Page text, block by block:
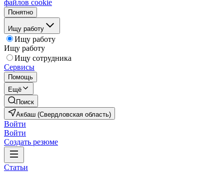
файлов cookie
Понятно
Ищу работу
Ищу работу
Ищу работу
Ищу сотрудника
Сервисы
Помощь
Ещё
Поиск
Акбаш (Свердловская область)
Войти
Войти
Создать резюме
Статьи